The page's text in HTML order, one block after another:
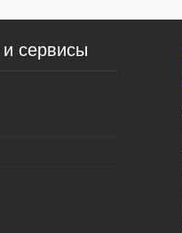
сервисы